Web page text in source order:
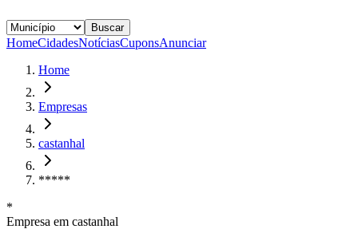
Buscar
HomeCidadesNotíciasCuponsAnunciar
Home
Empresas
castanhal
*****
*
Empresa em castanhal